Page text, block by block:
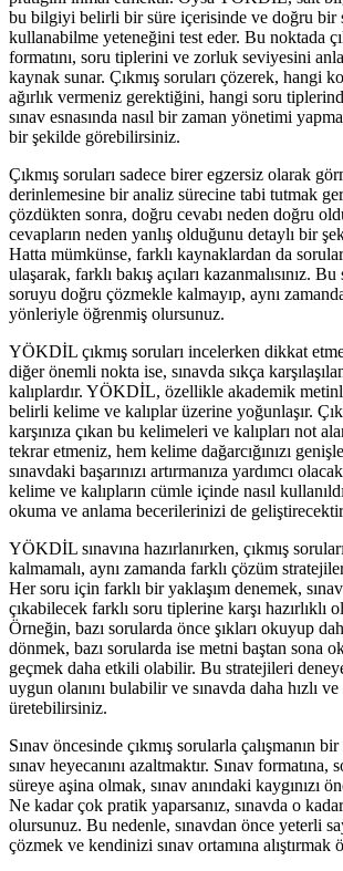
bu bilgiyi belirli bir süre içerisinde ve doğru bir
kullanabilme yeteneğini test eder. Bu noktada
formatını, soru tiplerini ve zorluk seviyesini
kaynak sunar. Çıkmış soruları çözerek, hangi
ağırlık vermeniz gerektiğini, hangi soru
sınav esnasında nasıl bir zaman yönetimi
bir şekilde görebilirsiniz.
Çıkmış soruları sadece birer egzersiz olarak
derinlemesine bir analiz sürecine tabi tutmak
çözdükten sonra, doğru cevabı neden doğru
cevapların neden yanlış olduğunu detaylı bir
Hatta mümkünse, farklı kaynaklardan da
ulaşarak, farklı bakış açıları kazanmalısınız.
soruyu doğru çözmekle kalmayıp, aynı
yönleriyle öğrenmiş olursunuz.
YÖKDİL çıkmış soruları incelerken dikkat
diğer önemli nokta ise, sınavda sıkça
kalıplardır. YÖKDİL, özellikle akademik
belirli kelime ve kalıplar üzerine yoğunlaşır.
karşınıza çıkan bu kelimeleri ve kalıpları not
tekrar etmeniz, hem kelime dağarcığınızı
sınavdaki başarınızı artırmanıza yardımcı
kelime ve kalıpların cümle içinde nasıl
okuma ve anlama becerilerinizi de
YÖKDİL sınavına hazırlanırken, çıkmış
kalmamalı, aynı zamanda farklı çözüm
Her soru için farklı bir yaklaşım denemek, sınav
çıkabilecek farklı soru tiplerine karşı hazırlıklı
Örneğin, bazı sorularda önce şıkları okuyup
dönmek, bazı sorularda ise metni baştan sona
geçmek daha etkili olabilir. Bu stratejileri
uygun olanını bulabilir ve sınavda daha hızlı
üretebilirsiniz.
Sınav öncesinde çıkmış sorularla çalışmanın
sınav heyecanını azaltmaktır. Sınav formatına,
süreye aşina olmak, sınav anındaki kaygınızı
Ne kadar çok pratik yaparsanız, sınavda o
olursunuz. Bu nedenle, sınavdan önce yeterli
çözmek ve kendinizi sınav ortamına alıştırmak